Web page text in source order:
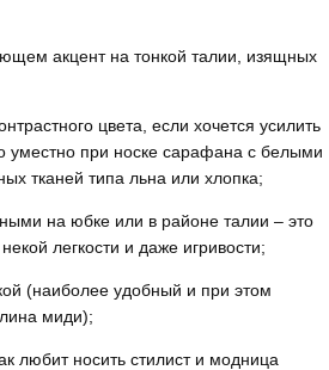
акцент на тонкой талии, изящных
цвета, если хочется усилить
уместно при носке сарафана с белыми
тканей типа льна или хлопка;
на юбке или в районе талии – это
легкости и даже игривости;
(наиболее удобный и при этом
миди);
любит носить стилист и модница